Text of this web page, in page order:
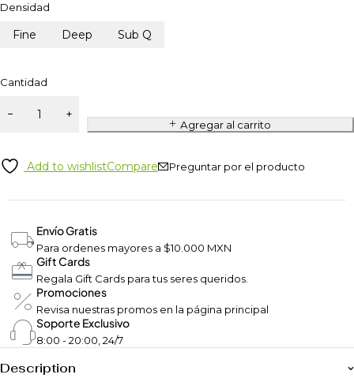
Densidad
Fine Deep Sub Q
Cantidad
Agregar al carrito
Add to wishlistCompare Preguntar por el producto
Envío Gratis
Para ordenes mayores a $10.000 MXN
Gift Cards
Regala Gift Cards para tus seres queridos.
Promociones
Revisa nuestras promos en la página principal
Soporte Exclusivo
8:00 - 20:00, 24/7
Description